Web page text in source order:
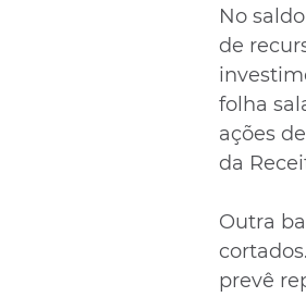
No
de
folha
ações
da
Outra
prevê